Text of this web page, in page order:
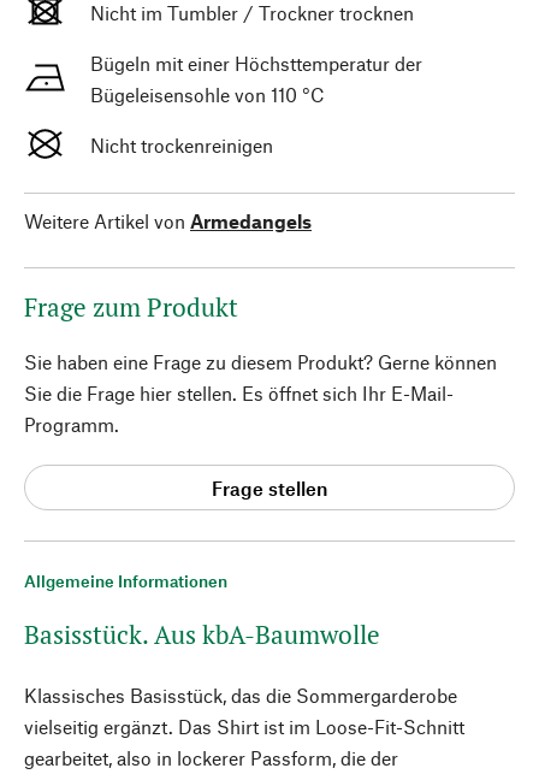
Allgemeine Informationen
Basisstück. Aus kbA-Baumwolle
Klassisches Basisstück, das die Sommergarderobe
vielseitig ergänzt. Das Shirt ist im Loose-Fit-Schnitt
gearbeitet, also in lockerer Passform, die der
Nicht im Tumbler / Trockner trocknen
Bügeln mit einer Höchsttemperatur der
Bügeleisensohle von 110 °C
Nicht trockenreinigen
Weitere Artikel von Armedangels
Frage zum Produkt
Sie haben eine Frage zu diesem Produkt? Gerne können
Sie die Frage hier stellen. Es öffnet sich Ihr E-Mail-
Programm.
Frage stellen